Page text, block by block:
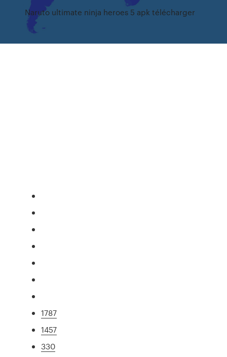
Naruto ultimate ninja heroes 5 apk télécharger
1787
1457
330